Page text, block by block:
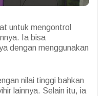
untuk mengontrol
Ia bisa
dengan menggunakan
nilai tinggi bahkan
lainnya. Selain itu, ia